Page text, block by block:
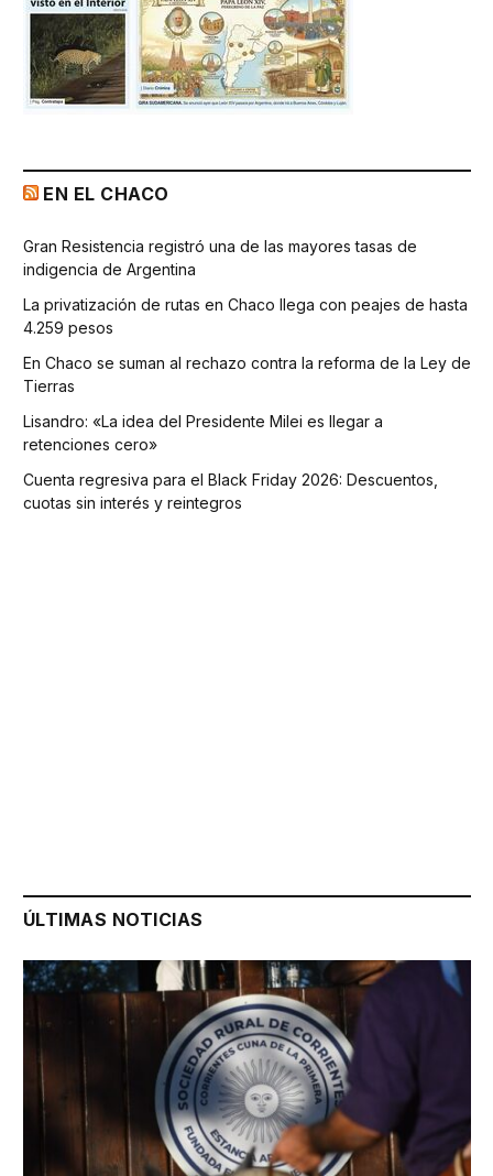
EN EL CHACO
Gran Resistencia registró una de las mayores tasas de
indigencia de Argentina
La privatización de rutas en Chaco llega con peajes de hasta
4.259 pesos
En Chaco se suman al rechazo contra la reforma de la Ley de
Tierras
Lisandro: «La idea del Presidente Milei es llegar a
retenciones cero»
Cuenta regresiva para el Black Friday 2026: Descuentos,
cuotas sin interés y reintegros
ÚLTIMAS NOTICIAS